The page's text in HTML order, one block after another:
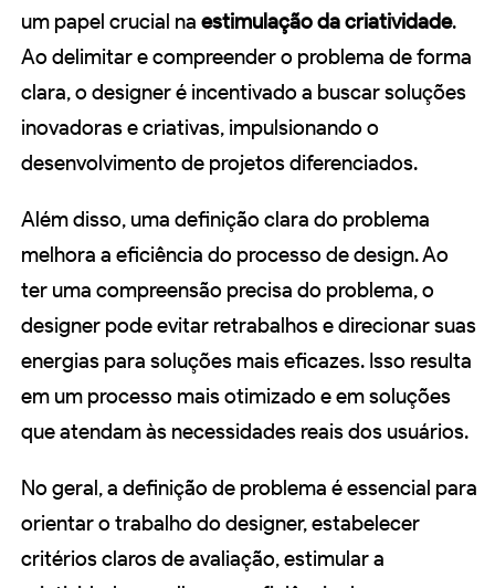
um papel crucial na estimulação da criatividade.
Ao delimitar e compreender o problema de forma
clara, o designer é incentivado a buscar soluções
inovadoras e criativas, impulsionando o
desenvolvimento de projetos diferenciados.
Além disso, uma definição clara do problema
melhora a eficiência do processo de design. Ao
ter uma compreensão precisa do problema, o
designer pode evitar retrabalhos e direcionar suas
energias para soluções mais eficazes. Isso resulta
em um processo mais otimizado e em soluções
que atendam às necessidades reais dos usuários.
No geral, a definição de problema é essencial para
orientar o trabalho do designer, estabelecer
critérios claros de avaliação, estimular a